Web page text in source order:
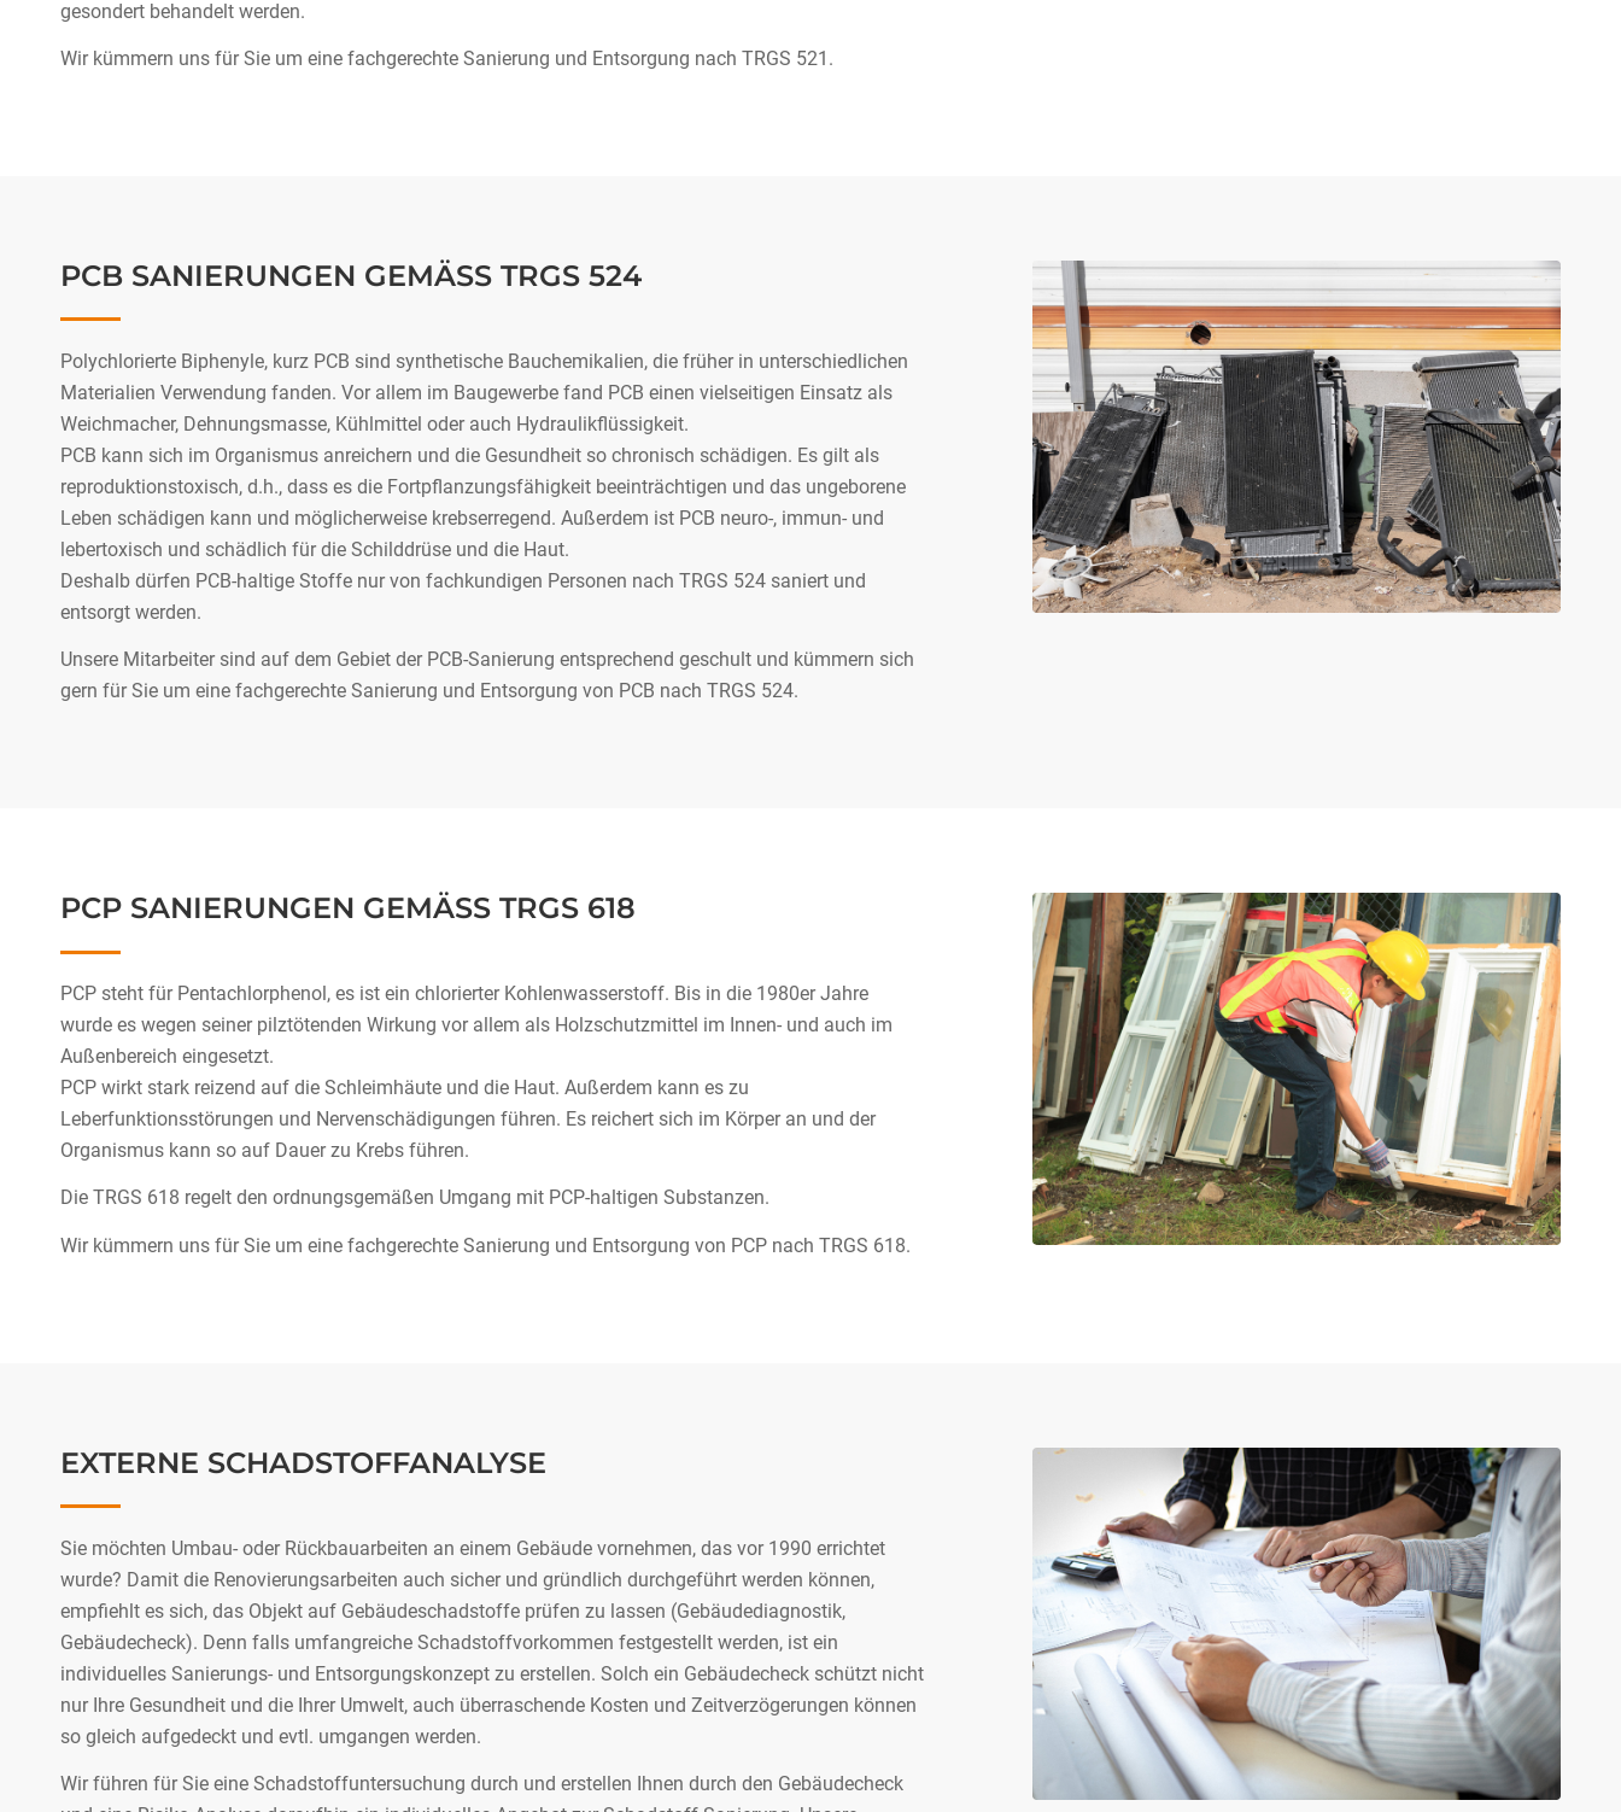
gesondert behandelt werden.
Wir kümmern uns für Sie um eine fachgerechte Sanierung und Entsorgung nach TRGS 521.
PCB SANIERUNGEN GEMÄSS TRGS 524
Polychlorierte Biphenyle, kurz PCB sind synthetische Bauchemikalien, die früher in unterschiedlichen
Materialien Verwendung fanden. Vor allem im Baugewerbe fand PCB einen vielseitigen Einsatz als
Weichmacher, Dehnungsmasse, Kühlmittel oder auch Hydraulikflüssigkeit.
PCB kann sich im Organismus anreichern und die Gesundheit so chronisch schädigen. Es gilt als
reproduktionstoxisch, d.h., dass es die Fortpflanzungsfähigkeit beeinträchtigen und das ungeborene
Leben schädigen kann und möglicherweise krebserregend. Außerdem ist PCB neuro-, immun- und
lebertoxisch und schädlich für die Schilddrüse und die Haut.
Deshalb dürfen PCB-haltige Stoffe nur von fachkundigen Personen nach TRGS 524 saniert und
entsorgt werden.
Unsere Mitarbeiter sind auf dem Gebiet der PCB-Sanierung entsprechend geschult und kümmern sich
gern für Sie um eine fachgerechte Sanierung und Entsorgung von PCB nach TRGS 524.
PCP SANIERUNGEN GEMÄSS TRGS 618
PCP steht für Pentachlorphenol, es ist ein chlorierter Kohlenwasserstoff. Bis in die 1980er Jahre
wurde es wegen seiner pilztötenden Wirkung vor allem als Holzschutzmittel im Innen- und auch im
Außenbereich eingesetzt.
PCP wirkt stark reizend auf die Schleimhäute und die Haut. Außerdem kann es zu
Leberfunktionsstörungen und Nervenschädigungen führen. Es reichert sich im Körper an und der
Organismus kann so auf Dauer zu Krebs führen.
Die TRGS 618 regelt den ordnungsgemäßen Umgang mit PCP-haltigen Substanzen.
Wir kümmern uns für Sie um eine fachgerechte Sanierung und Entsorgung von PCP nach TRGS 618.
EXTERNE SCHADSTOFFANALYSE
Sie möchten Umbau- oder Rückbauarbeiten an einem Gebäude vornehmen, das vor 1990 errichtet
wurde? Damit die Renovierungsarbeiten auch sicher und gründlich durchgeführt werden können,
empfiehlt es sich, das Objekt auf Gebäudeschadstoffe prüfen zu lassen (Gebäudediagnostik,
Gebäudecheck). Denn falls umfangreiche Schadstoffvorkommen festgestellt werden, ist ein
individuelles Sanierungs- und Entsorgungskonzept zu erstellen. Solch ein Gebäudecheck schützt nicht
nur Ihre Gesundheit und die Ihrer Umwelt, auch überraschende Kosten und Zeitverzögerungen können
so gleich aufgedeckt und evtl. umgangen werden.
Wir führen für Sie eine Schadstoffuntersuchung durch und erstellen Ihnen durch den Gebäudecheck